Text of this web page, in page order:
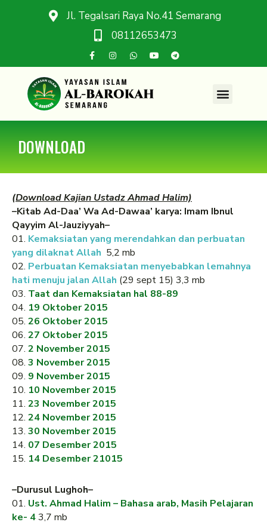
Jl. Tegalsari Raya No.41 Semarang
08112653473
DOWNLOAD
(Download Kajian Ustadz Ahmad Halim)
–Kitab Ad-Daa’ Wa Ad-Dawaa’ karya: Imam Ibnul
Qayyim Al-Jauziyyah–
01. Kemaksiatan yang merendahkan dan perbuatan
yang dilaknat Allah 5,2 mb
02. Perbuatan Kemaksiatan menyebabkan lemahnya
hati menuju jalan Allah (29 sept 15) 3,3 mb
03. Taat dan Kemaksiatan hal 88-89
04. 19 Oktober 2015
05. 26 Oktober 2015
06. 27 Oktober 2015
07. 2 November 2015
08. 3 November 2015
09. 9 November 2015
10. 10 November 2015
11. 23 November 2015
12. 24 November 2015
13. 30 November 2015
14. 07 Desember 2015
15. 14 Desember 21015
–Durusul Lughoh–
01. Ust. Ahmad Halim – Bahasa arab, Masih Pelajaran
ke- 43,7 mb